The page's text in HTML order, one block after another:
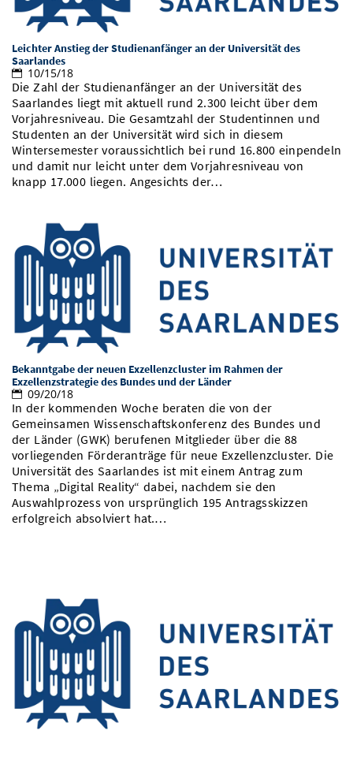
Vom Studium in den Beruf
Study Scheduler
Bibliothek
Open Science/Open Access
Start-ups
IT-Themenabend
Ranking
Zahlen & Fakten
Preise, Auszeichnungen und Förderungen
Kontakt
SIC Merchandise
SIC Podcast
AnsprechpartnerInnen, Personen, Forschungsgruppen
Termine, Vorträge und Veranstaltungen
Alumni
Leichter Anstieg der Studienanfänger an der Universität des
Saarlandes
10/15/18
Die Zahl der Studienanfänger an der Universität des
Saarlandes liegt mit aktuell rund 2.300 leicht über dem
Vorjahresniveau. Die Gesamtzahl der Studentinnen und
Studenten an der Universität wird sich in diesem
Wintersemester voraussichtlich bei rund 16.800 einpendeln
und damit nur leicht unter dem Vorjahresniveau von
knapp 17.000 liegen. Angesichts der…
Bekanntgabe der neuen Exzellenzcluster im Rahmen der
Exzellenzstrategie des Bundes und der Länder
09/20/18
In der kommenden Woche beraten die von der
Gemeinsamen Wissenschaftskonferenz des Bundes und
der Länder (GWK) berufenen Mitglieder über die 88
vorliegenden Förderanträge für neue Exzellenzcluster. Die
Universität des Saarlandes ist mit einem Antrag zum
Thema „Digital Reality“ dabei, nachdem sie den
Auswahlprozess von ursprünglich 195 Antragsskizzen
erfolgreich absolviert hat.…